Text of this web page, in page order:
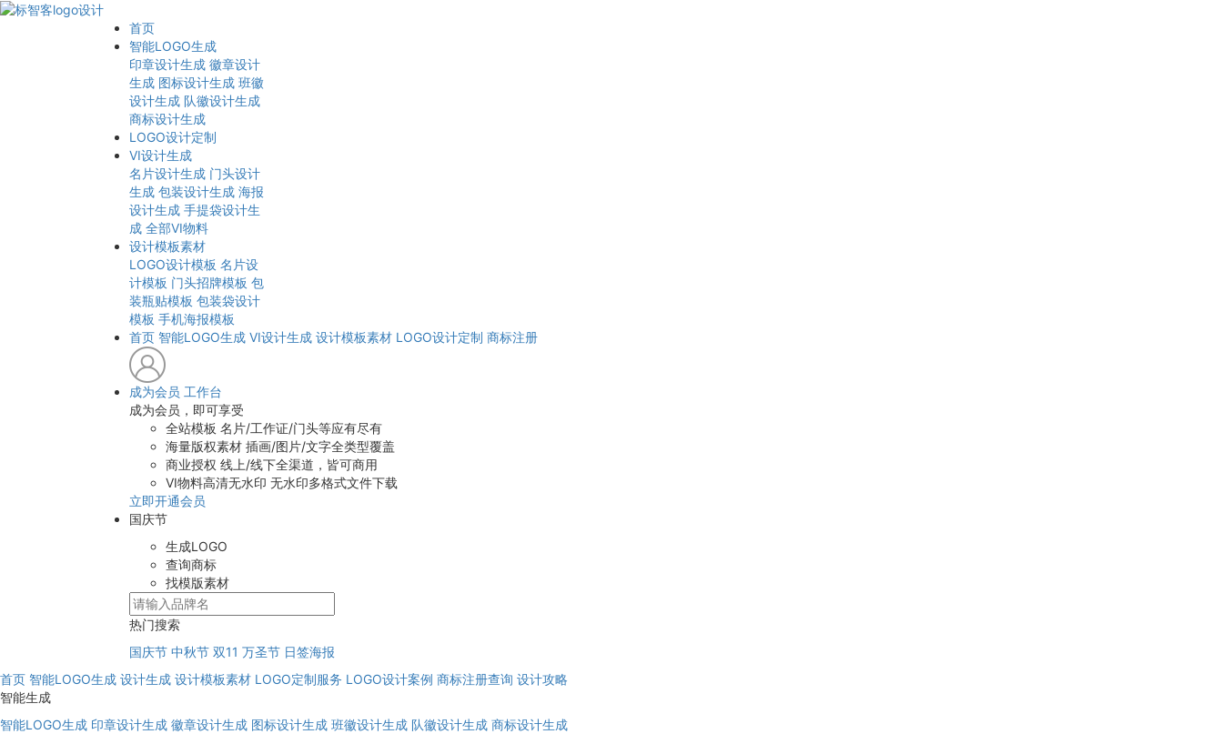
首页
智能LOGO生成
印章设计生成 徽章设计
生成 图标设计生成 班徽
设计生成 队徽设计生成
商标设计生成
LOGO设计定制
VI设计生成
名片设计生成 门头设计
生成 包装设计生成 海报
设计生成 手提袋设计生
成 全部VI物料
设计模板素材
LOGO设计模板 名片设
计模板 门头招牌模板 包
装瓶贴模板 包装袋设计
模板 手机海报模板
首页 智能LOGO生成 VI设计生成 设计模板素材 LOGO设计定制 商标注册
成为会员 工作台
成为会员，即可享受
全站模板 名片/工作证/门头等应有尽有
海量版权素材 插画/图片/文字全类型覆盖
商业授权 线上/线下全渠道，皆可商用
VI物料高清无水印 无水印多格式文件下载
立即开通会员
国庆节
生成LOGO
查询商标
找模版素材
热门搜索
国庆节 中秋节 双11 万圣节 日签海报
首页 智能LOGO生成 设计生成 设计模板素材 LOGO定制服务 LOGO设计案例 商标注册查询 设计攻略
智能生成
智能LOGO生成 印章设计生成 徽章设计生成 图标设计生成 班徽设计生成 队徽设计生成 商标设计生成